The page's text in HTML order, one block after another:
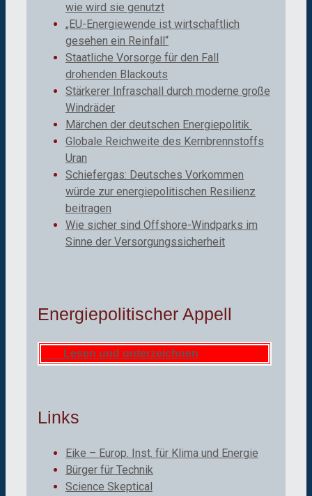
wie wird sie genutzt
„EU-Energiewende ist wirtschaftlich
gesehen ein Reinfall“
Staatliche Vorsorge für den Fall
drohenden Blackouts
Stärkerer Infraschall durch moderne große
Windräder
Märchen der deutschen Energiepolitik
Globale Reichweite des Kernbrennstoffs
Uran
Schiefergas: Deutsches Vorkommen
würde zur energiepolitischen Resilienz
beitragen
Wie sicher sind Offshore-Windparks im
Sinne der Versorgungssicherheit
Energiepolitischer Appell
Lesen und unterzeichnen
Links
Eike – Europ. Inst. für Klima und Energie
Bürger für Technik
Science Skeptical